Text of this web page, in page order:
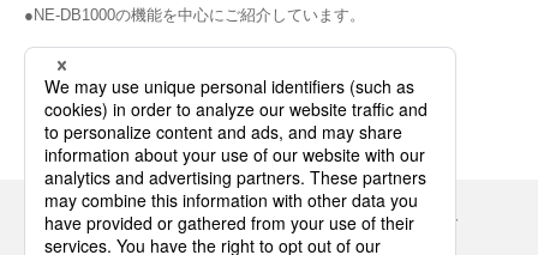
●NE-DB1000の機能を中心にご紹介しています。
トップページ
Panasonicの住まい・くらし SNSアカウント